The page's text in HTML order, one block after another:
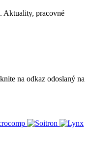
Aktuality, pracovné
na odkaz odoslaný na